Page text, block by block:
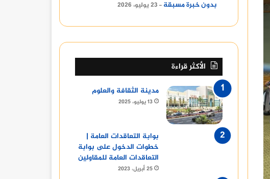
بدون خبرة مسبقة
23 يوليو، 2026
الأكثر قراءة
مدينة الثقافة والعلوم
13 يوليو، 2025
بوابة التعاقدات العامة |
خطوات الدخول على بوابة
التعاقدات العامة للمقاولين
25 أبريل، 2023